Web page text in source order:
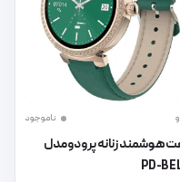
ناموجود
هوشمند زنانه پرودو مدل
PD-